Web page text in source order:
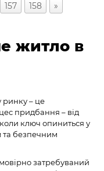
157 158 »
житло в
ринку – це
придбання – від
ключ опиниться у
безпечним
затребуваний